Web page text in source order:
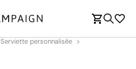
Serviette personnalisée